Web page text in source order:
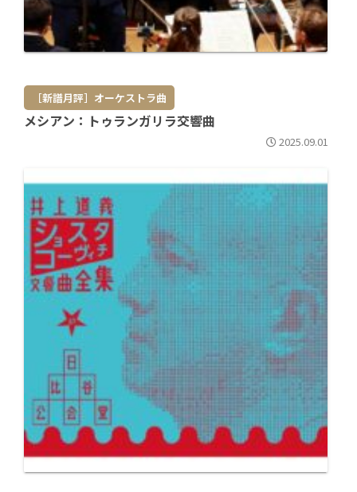
［新譜月評］オーケストラ曲
メシアン：トゥランガリラ交響曲
2025.09.01